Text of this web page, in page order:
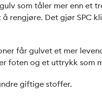
som tåler mer enn
rengjøre. Det gjør
får gulvet et mer
foten og et uttrykk som
giftige stoffer.